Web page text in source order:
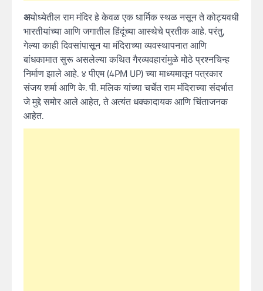
अयोध्येतील राम मंदिर हे केवळ एक धार्मिक स्थळ नसून ते कोट्यवधी
भारतीयांच्या आणि जगातील हिंदूंच्या आस्थेचे प्रतीक आहे. परंतु,
गेल्या काही दिवसांपासून या मंदिराच्या व्यवस्थापनात आणि
बांधकामात सुरू असलेल्या कथित गैरव्यवहारांमुळे मोठे प्रश्नचिन्ह
निर्माण झाले आहे. ४ पीएम (4PM UP) च्या माध्यमातून पत्रकार
संजय शर्मा आणि के. पी. मलिक यांच्या चर्चेत राम मंदिराच्या संदर्भात
जे मुद्दे समोर आले आहेत, ते अत्यंत धक्कादायक आणि चिंताजनक
आहेत.